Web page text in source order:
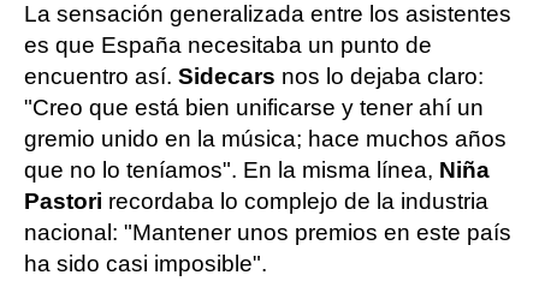
La sensación generalizada entre los asistentes
es que España necesitaba un punto de
encuentro así. Sidecars nos lo dejaba claro:
"Creo que está bien unificarse y tener ahí un
gremio unido en la música; hace muchos años
que no lo teníamos". En la misma línea, Niña
Pastori recordaba lo complejo de la industria
nacional: "Mantener unos premios en este país
ha sido casi imposible".